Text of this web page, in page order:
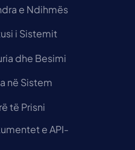
e Ndihmës
i Sistemit
dhe Besimi
në Sistem
të Prisni
e API-